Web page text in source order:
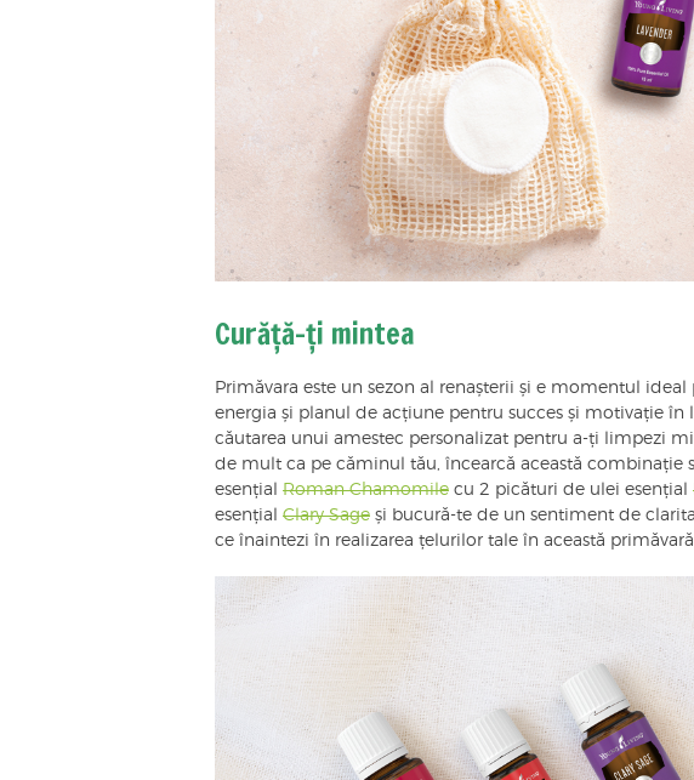
Curăță-ți mintea
Primăvara este un sezon al renașterii și e momentul ideal
energia și planul de acțiune pentru succes și motivație în
căutarea unui amestec personalizat pentru a-ți limpezi
de mult ca pe căminul tău, încearcă această combinație
esențial Roman Chamomile cu 2 picături de ulei esențial
esențial Clary Sage și bucură-te de un sentiment de
ce înaintezi în realizarea țelurilor tale în această primăvară.